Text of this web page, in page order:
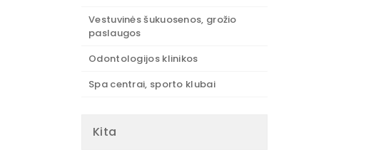
Vestuvinės šukuosenos, grožio
paslaugos
Odontologijos klinikos
Spa centrai, sporto klubai
Kita